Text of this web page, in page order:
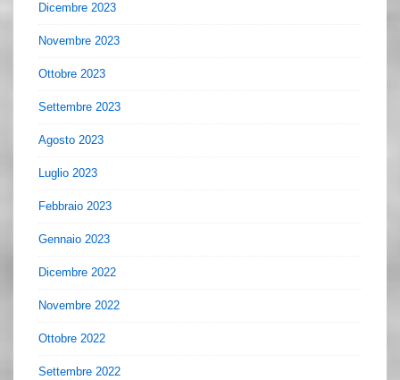
Dicembre 2023
Novembre 2023
Ottobre 2023
Settembre 2023
Agosto 2023
Luglio 2023
Febbraio 2023
Gennaio 2023
Dicembre 2022
Novembre 2022
Ottobre 2022
Settembre 2022